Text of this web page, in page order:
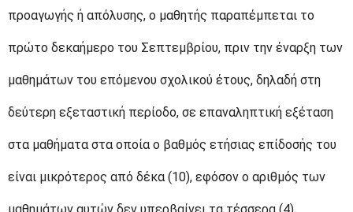
προαγωγής ή απόλυσης, ο μαθητής παραπέμπεται το
πρώτο δεκαήμερο του Σεπτεμβρίου, πριν την έναρξη των
μαθημάτων του επόμενου σχολικού έτους, δηλαδή στη
δεύτερη εξεταστική περίοδο, σε επαναληπτική εξέταση
στα μαθήματα στα οποία ο βαθμός ετήσιας επίδοσής του
είναι μικρότερος από δέκα (10), εφόσον ο αριθμός των